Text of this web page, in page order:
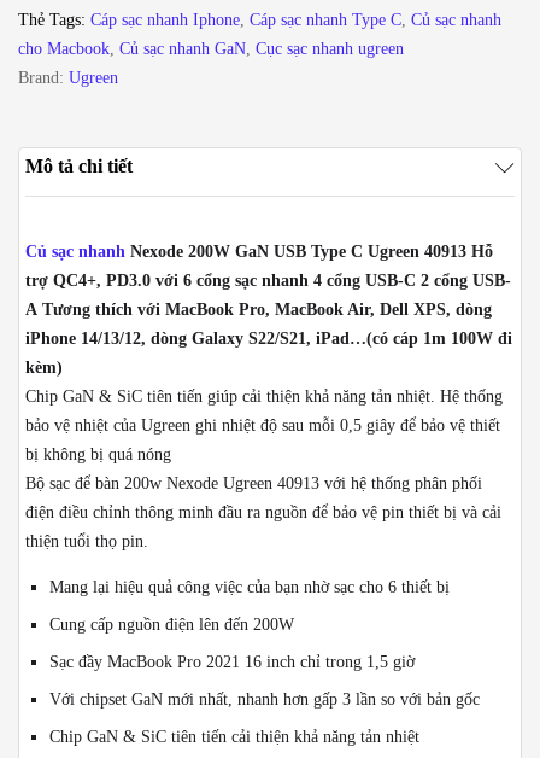
Thẻ Tags: Cáp sạc nhanh Iphone, Cáp sạc nhanh Type C, Củ sạc nhanh
cho Macbook, Củ sạc nhanh GaN, Cục sạc nhanh ugreen
Brand: Ugreen
Mô tả chi tiết
Củ sạc nhanh Nexode 200W GaN USB Type C Ugreen 40913 Hỗ
trợ QC4+, PD3.0 với 6 cổng sạc nhanh 4 cổng USB-C 2 cổng USB-
A Tương thích với MacBook Pro, MacBook Air, Dell XPS, dòng
iPhone 14/13/12, dòng Galaxy S22/S21, iPad…(có cáp 1m 100W đi
kèm)
Chip GaN & SiC tiên tiến giúp cải thiện khả năng tản nhiệt. Hệ thống
bảo vệ nhiệt của Ugreen ghi nhiệt độ sau mỗi 0,5 giây để bảo vệ thiết
bị không bị quá nóng
Bộ sạc để bàn 200w Nexode Ugreen 40913 với hệ thống phân phối
điện điều chỉnh thông minh đầu ra nguồn để bảo vệ pin thiết bị và cải
thiện tuổi thọ pin.
Mang lại hiệu quả công việc của bạn nhờ sạc cho 6 thiết bị
Cung cấp nguồn điện lên đến 200W
Sạc đầy MacBook Pro 2021 16 inch chỉ trong 1,5 giờ
Với chipset GaN mới nhất, nhanh hơn gấp 3 lần so với bản gốc
Chip GaN & SiC tiên tiến cải thiện khả năng tản nhiệt